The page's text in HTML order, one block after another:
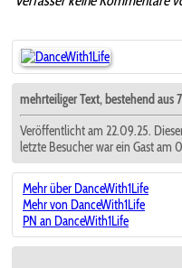
mehrteiliger Text, bestehend aus
Veröffentlicht am 22.09.25.
letzte Besucher war ein Gast am
Mehr über DanceWith1Life
Mehr von DanceWith1Life
PN an DanceWith1Life